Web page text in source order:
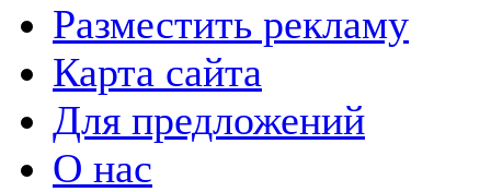
Разместить рекламу
Карта сайта
Для предложений
О нас